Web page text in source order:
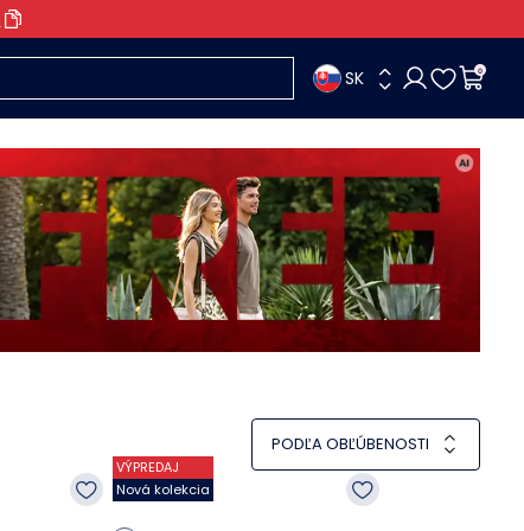
SK 0
PODĽA OBĽÚBENOSTI
VÝPREDAJ
Nová kolekcia